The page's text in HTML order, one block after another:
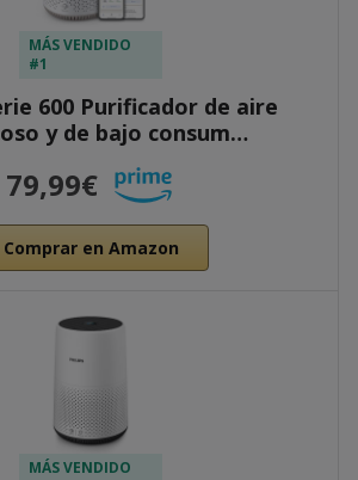
MÁS VENDIDO
#1
600 Purificador de aire
y de bajo consum…
79,99€
Comprar en Amazon
MÁS VENDIDO